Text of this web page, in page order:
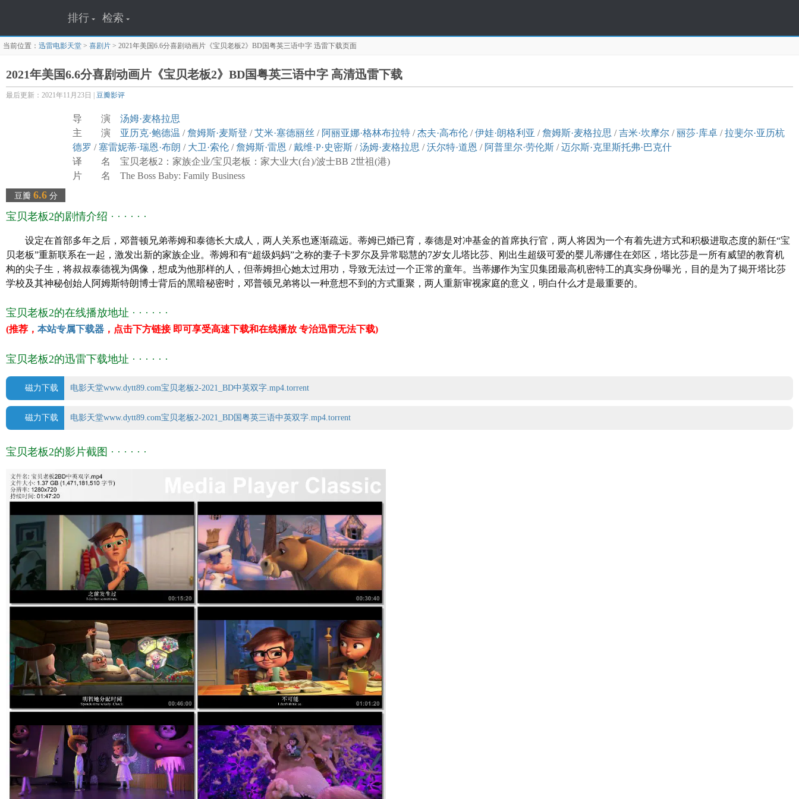
排行 检索
当前位置： 迅雷电影天堂 > 喜剧片 > 2021年美国6.6分喜剧动画片《宝贝老板2》BD国粤英三语中字 迅雷下载页面
2021年美国6.6分喜剧动画片《宝贝老板2》BD国粤英三语中字 高清迅雷下载
最后更新：2021年11月23日 | 豆瓣影评
豆瓣 6.6分
导 演 汤姆·麦格拉思
主 演 亚历克·鲍德温 /詹姆斯·麦斯登 /艾米·塞德丽丝 / 阿丽亚娜·格林布拉特 /杰夫·高布伦 /伊娃·朗格利亚 /詹姆斯·麦格拉思 /吉米·坎摩尔 /丽莎·库卓 /拉斐尔·亚历杭
德罗 /塞雷妮蒂·瑞恩·布朗 / 大卫·索伦 /詹姆斯·雷恩 /戴维·P·史密斯 /汤姆·麦格拉思 /沃尔特·道恩 / 阿普里尔·劳伦斯 /迈尔斯·克里斯托弗·巴克什
译 名 宝贝老板2：家族企业/宝贝老板：家大业大(台)/波士BB 2世祖(港)
片 名 The Boss Baby: Family Business
类 别 喜剧/动画
字 幕 中英双字幕
上映日期 2021-07-02(美国/美国网络)
豆瓣评分 6.6/10 from 872 users
IMDb评分 6.0/10 from 2900 users
视频尺寸 1280 x 720
文件大小 1471 MB
宝贝老板2的剧情介绍 · · · · · ·
设定在首部多年之后，邓普顿兄弟蒂姆和泰德长大成人，两人关系也逐渐疏远。蒂姆已婚已育，泰德是对冲基金的首席执行官，两人将因为一个有着先进方式和积极进取态度的新任“宝
贝老板”重新联系在一起，激发出新的家族企业。蒂姆和有“超级妈妈”之称的妻子卡罗尔及异常聪慧的7岁女儿塔比莎、刚出生超级可爱的婴儿蒂娜住在郊区，塔比莎是一所有威望的教育机
构的尖子生，将叔叔泰德视为偶像，想成为他那样的人，但蒂姆担心她太过用功，导致无法过一个正常的童年。当蒂娜作为宝贝集团最高机密特工的真实身份曝光，目的是为了揭开塔比莎
学校及其神秘创始人阿姆斯特朗博士背后的黑暗秘密时，邓普顿兄弟将以一种意想不到的方式重聚，两人重新审视家庭的意义，明白什么才是最重要的。
宝贝老板2的在线播放地址 · · · · · ·
(推荐， 本站专属下载器 ，点击下方链接 即可享受高速下载和在线播放 专治迅雷无法下载)
宝贝老板2的迅雷下载地址 · · · · · ·
磁力下载 电影天堂www.dytt89.com宝贝老板2-2021_BD中英双字.mp4.torrent
磁力下载 电影天堂www.dytt89.com宝贝老板2-2021_BD国粤英三语中英双字.mp4.torrent
宝贝老板2的影片截图 · · · · · ·